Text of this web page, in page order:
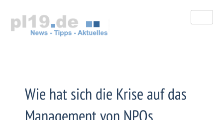
springen
Wie hat sich die Krise auf das
Management von NPOs